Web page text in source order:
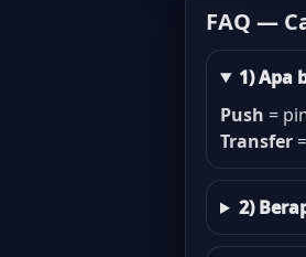
FAQ —
1) Apa
Push =
Transfer
2)